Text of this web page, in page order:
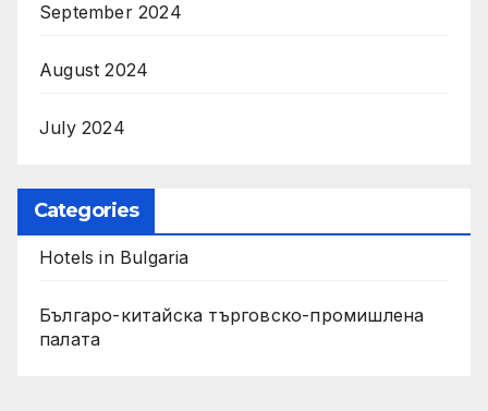
September 2024
August 2024
July 2024
Categories
Hotels in Bulgaria
Българо-китайска търговско-промишлена
палата